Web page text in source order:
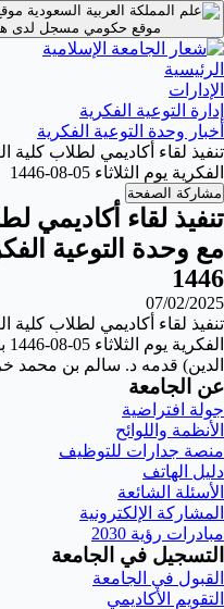
موقع حكومي مسجل لدى
الرئيسية
الإدارات
إدارة التوعية الفكرية
أخبار وحدة التوعية الفكرية
تنفيذ لقاء أكاديمي لطلاب كلية
الفكرية يوم الثلاثاء 05-08-1446
مشاركة الصفحة
تنفيذ لقاء أكاديمي
1446
07/02/2025
تنفيذ لقاء أكاديمي لطلاب كلية
الدين) قدمه د. سالم بن محمد
عن الجامعة
جولة افتراضية
الأنظمة واللوائح
منصة جدارات للتوظيف
دليل الهاتف
الأسئلة الشائعة
المشاركة الإلكترونية
مبادرات رؤية 2030
التسجيل في الجامعة
القبول في الجامعة
التقويم الأكاديمي